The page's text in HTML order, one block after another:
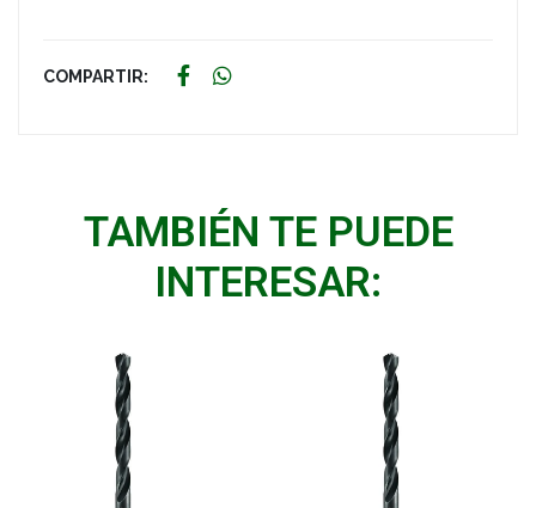
COMPARTIR:
TAMBIÉN TE PUEDE
INTERESAR: